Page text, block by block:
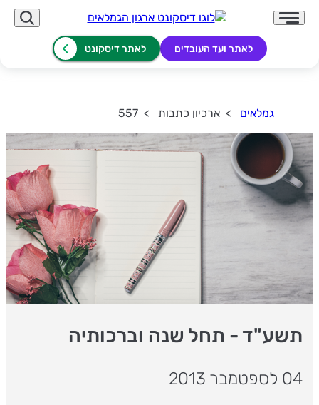
לאתר ועד העובדים לאתר דיסקונט
גמלאים ארכיון כתבות 557
תשע"ד - תחל שנה וברכותיה
04 לספטמבר 2013